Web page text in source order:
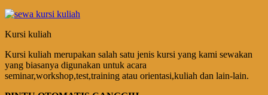
Kursi kuliah
Kursi kuliah merupakan salah satu jenis kursi yang kami sewakan
yang biasanya digunakan untuk acara
seminar,workshop,test,training atau orientasi,kuliah dan lain-lain.